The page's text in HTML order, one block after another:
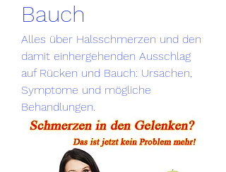
Bauch
Alles über Halsschmerzen und den
damit einhergehenden Ausschlag
auf Rücken und Bauch: Ursachen,
Symptome und mögliche
Behandlungen.